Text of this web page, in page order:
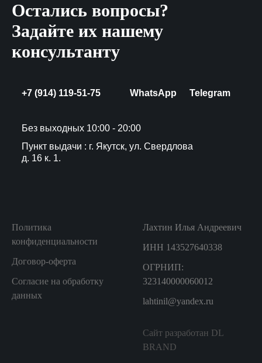
Остались вопросы?
Задайте их нашему
консультанту
+7 (914) 119-51-75 WhatsApp Telegram
Без выходных 10:00 - 20:00
Пункт выдачи : г. Якутск, ул. Свердлова
д. 16 к. 1.
Политика
конфиденциальности
Договор-оферта
Согласие на обработку
данных
Лахтин Илья Андреевич
ИНН 143527640338
ОГРНИП:
323140000060012
lahtinil@yandex.ru
Сайт разработан DL
BRAND